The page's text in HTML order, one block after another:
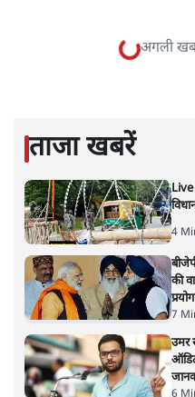
सत्य हिन्दी ऐपडाउनलोड